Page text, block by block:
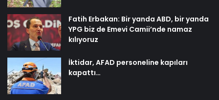
Fatih Erbakan: Bir yanda ABD, bir yanda
YPG biz de Emevi Camii’nde namaz
kılıyoruz
İktidar, AFAD personeline kapıları
kapattı…